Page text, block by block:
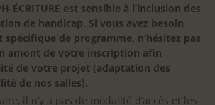
ÉCRITURE est sensible à l’inclusion des
de handicap. Si vous avez besoin
spécifique de programme, n’hésitez pas
amont de votre inscription afin
de votre projet (adaptation des
de nos salles).
il n’y a pas de modalité d’accès et les